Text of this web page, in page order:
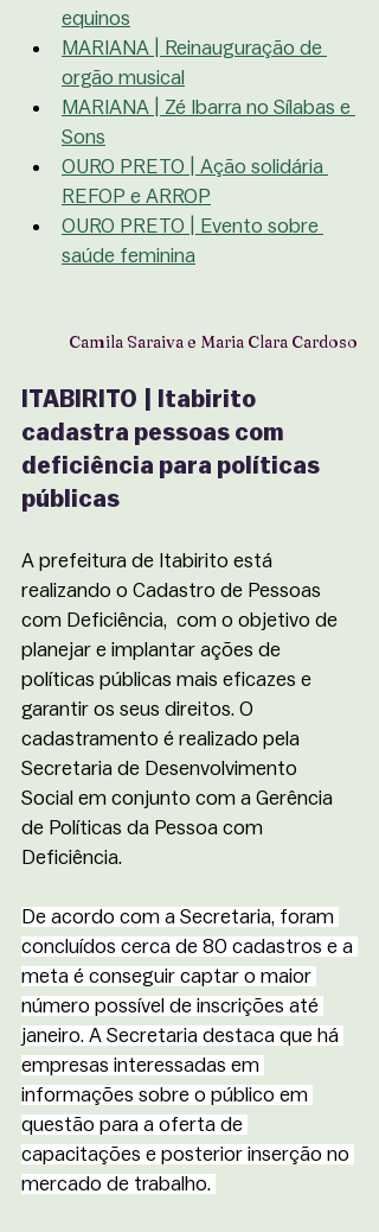
equinos
MARIANA | Reinauguração de
orgão musical
MARIANA | Zé Ibarra no Sílabas e
Sons
OURO PRETO | Ação solidária
REFOP e ARROP
OURO PRETO | Evento sobre
saúde feminina
Camila Saraiva e Maria Clara Cardoso
ITABIRITO | Itabirito
cadastra pessoas com
deficiência para políticas
públicas
A prefeitura de Itabirito está
realizando o Cadastro de Pessoas
com Deficiência,  com o objetivo de
planejar e implantar ações de
políticas públicas mais eficazes e
garantir os seus direitos. O
cadastramento é realizado pela
Secretaria de Desenvolvimento
Social em conjunto com a Gerência
de Políticas da Pessoa com
Deficiência.
De acordo com a Secretaria, foram
concluídos cerca de 80 cadastros e a
meta é conseguir captar o maior
número possível de inscrições até
janeiro. A Secretaria destaca que há
empresas interessadas em
informações sobre o público em
questão para a oferta de
capacitações e posterior inserção no
mercado de trabalho.